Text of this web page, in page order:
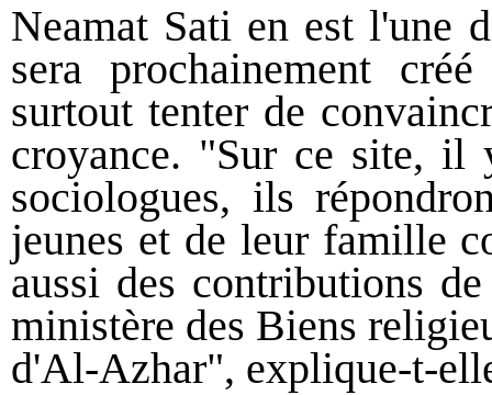
Neamat Sati en est l'une
sera prochainement
surtout tenter de
croyance. "Sur ce site, il
sociologues, ils
jeunes et de leur famille
aussi des contributions
ministère des Biens
d'Al-Azhar", explique-t-